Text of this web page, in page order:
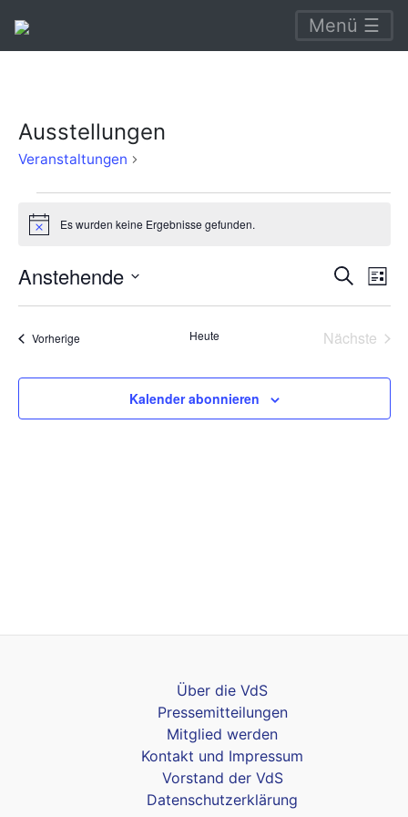
Menü ☰
Ausstellungen
Veranstaltungen
Veranstaltungen
HinweisEs wurden keine Ergebnisse gefunden.
Suche
und
SucheListe
Anstehende
Datum
VorherigeVeranstaltungen Heute
Nächste
Kalender abonnieren
Über die VdS
Pressemitteilungen
Mitglied werden
Kontakt und Impressum
Vorstand der VdS
Datenschutzerklärung